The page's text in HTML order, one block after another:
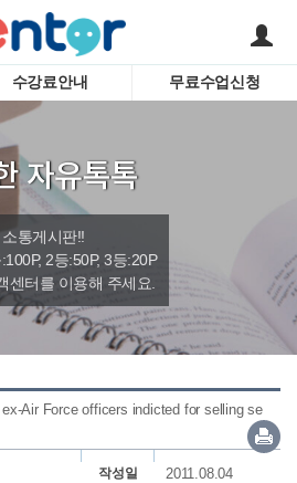
서비스안내
강사소개
회사소개
어린이
영자신
수업
수강료안내 무료수업신청
자유톡톡
통게시판!!
2등:50P, 3등:20P
센터를 이용해 주세요.
Air Force officers indicted for selling se
작성일 2011.08.04